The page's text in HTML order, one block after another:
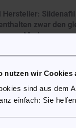
nutzen wir Cookies
sind aus dem
einfach: Sie
Hersteller:
zwar den
Sildenafil
die von den
Andere
sich auf die
ihrer